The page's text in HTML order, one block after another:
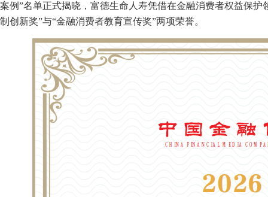
案例”名单正式揭晓，富德生命人寿凭借在金融消费者权益保
制创新奖”与“金融消费者教育宣传奖”两项荣誉。